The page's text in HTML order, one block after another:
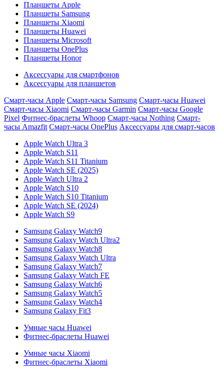
Планшеты Apple
Планшеты Samsung
Планшеты Xiaomi
Планшеты Huawei
Планшеты Microsoft
Планшеты OnePlus
Планшеты Honor
Аксессуары для смартфонов
Аксессуары для планшетов
Смарт-часы Apple Смарт-часы Samsung Смарт-часы Huawei
Смарт-часы Xiaomi Смарт-часы Garmin Смарт-часы Google
Pixel Фитнес-браслеты Whoop Смарт-часы Nothing Смарт-
часы Amazfit Смарт-часы OnePlus Аксессуары для смарт-часов
Apple Watch Ultra 3
Apple Watch S11
Apple Watch S11 Titanium
Apple Watch SE (2025)
Apple Watch Ultra 2
Apple Watch S10
Apple Watch S10 Titanium
Apple Watch SE (2024)
Apple Watch S9
Samsung Galaxy Watch9
Samsung Galaxy Watch Ultra2
Samsung Galaxy Watch8
Samsung Galaxy Watch Ultra
Samsung Galaxy Watch7
Samsung Galaxy Watch FE
Samsung Galaxy Watch6
Samsung Galaxy Watch5
Samsung Galaxy Watch4
Samsung Galaxy Fit3
Умные часы Huawei
Фитнес-браслеты Huawei
Умные часы Xiaomi
Фитнес-браслеты Xiaomi